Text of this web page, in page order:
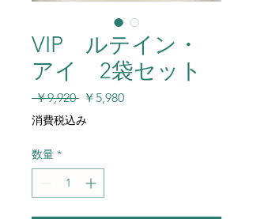
VIP ルテイン・
アイ 2袋セット
￥9,920 通
常
価
￥5,980セ
消費税込み
数量 *